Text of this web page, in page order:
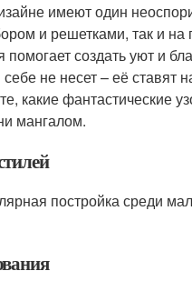
имеют один
и решетками, так и на
создать уют и
не несет – её ставят
какие фантастические
мангалом.
постройка среди